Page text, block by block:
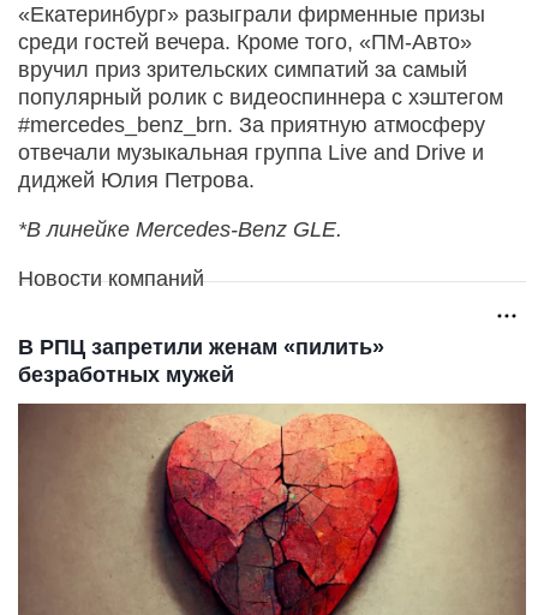
«Екатеринбург» разыграли фирменные призы
среди гостей вечера. Кроме того, «ПМ-Авто»
вручил приз зрительских симпатий за самый
популярный ролик с видеоспиннера с хэштегом
#mercedes_benz_brn. За приятную атмосферу
отвечали музыкальная группа Live and Drive и
диджей Юлия Петрова.
*В линейке Mercedes-Benz GLE.
Новости компаний
В РПЦ запретили женам «пилить»
безработных мужей